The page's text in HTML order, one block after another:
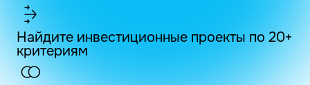
Найдите инвестиционные проекты по 20+
критериям